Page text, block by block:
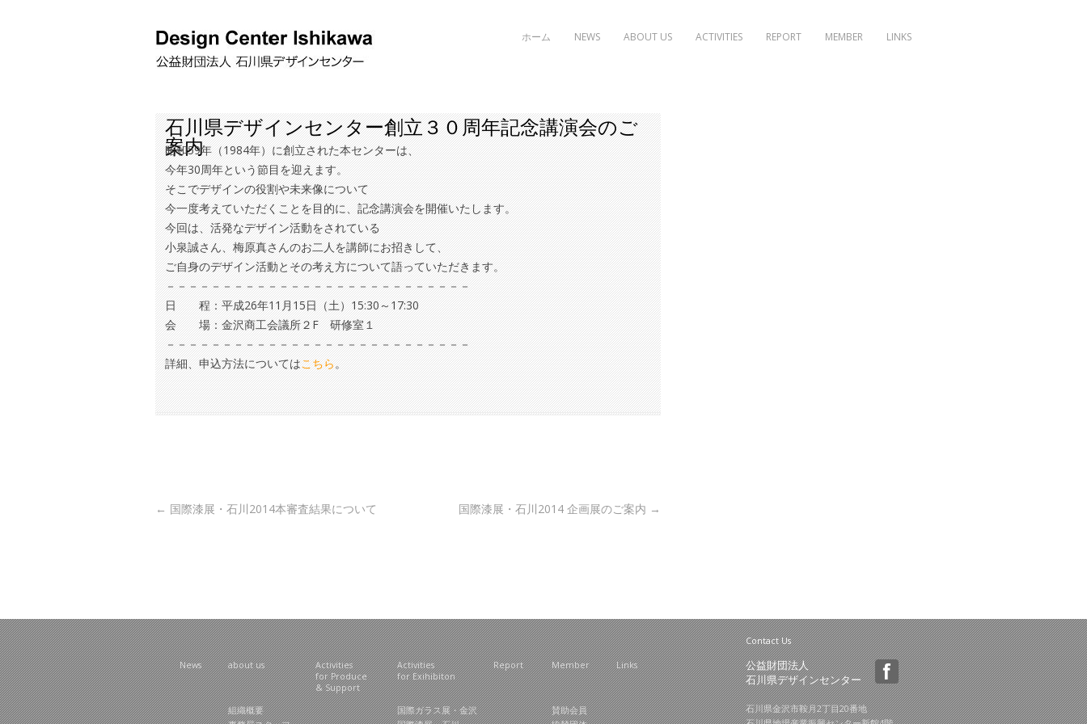
ホーム NEWS ABOUT US ACTIVITIES REPORT MEMBER LINKS
石川県デザインセンター創立３０周年記念講演会のご
案内
昭和59年（1984年）に創立された本センターは、
今年30周年という節目を迎えます。
そこでデザインの役割や未来像について
今一度考えていただくことを目的に、記念講演会を開催いたします。
今回は、活発なデザイン活動をされている
小泉誠さん、梅原真さんのお二人を講師にお招きして、
ご自身のデザイン活動とその考え方について語っていただきます。
－－－－－－－－－－－－－－－－－－－－－－－－－－－
日 程：平成26年11月15日（土）15:30～17:30
会 場：金沢商工会議所２F 研修室１
－－－－－－－－－－－－－－－－－－－－－－－－－－－
詳細、申込方法についてはこちら。
← 国際漆展・石川2014本審査結果について 国際漆展・石川2014 企画展のご案内 →
News about us
Activities
for Produce
& Support
Activities
for Exihibiton
Report Member Links
組織概要
国際ガラス展・金沢
賛助会員
Contact Us
公益財団法人
石川県デザインセンター
石川県金沢市鞍月2丁目20番地